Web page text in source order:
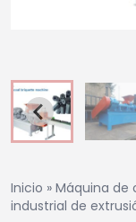
Inicio » Máquina de
industrial de